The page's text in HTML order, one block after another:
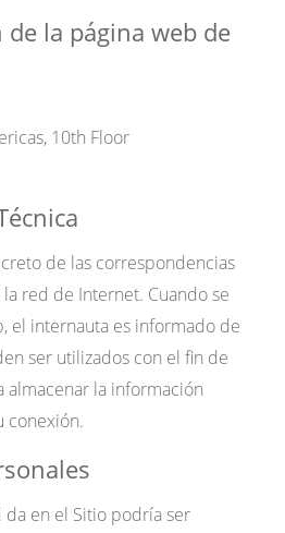
la página web de
10th Floor
de las correspondencias
red de Internet. Cuando se
el internauta es informado de
ser utilizados con el fin de
almacenar la información
conexión.
en el Sitio podría ser